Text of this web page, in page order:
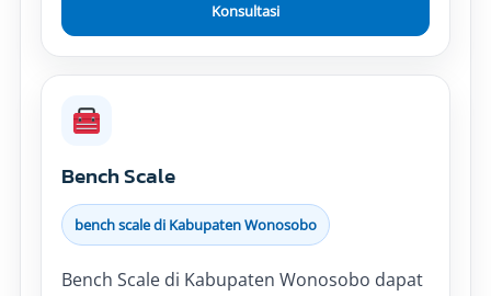
Konsultasi
Bench Scale
bench scale di Kabupaten Wonosobo
Bench Scale di Kabupaten Wonosobo dapat